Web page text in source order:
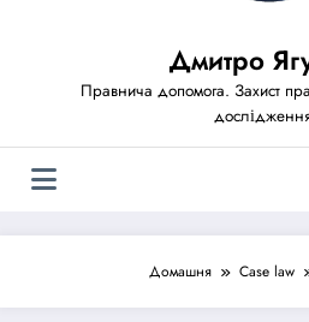
Дмитро
Правнича допомога. Захист
Домашня Case law